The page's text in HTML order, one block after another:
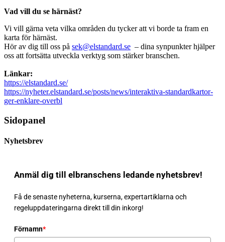
Vad vill du se härnäst?
Vi vill gärna veta vilka områden du tycker att vi borde ta fram en
karta för härnäst.
Hör av dig till oss på sek@elstandard.se – dina synpunkter hjälper
oss att fortsätta utveckla verktyg som stärker branschen.
Länkar:
https://elstandard.se/
https://nyheter.elstandard.se/posts/news/interaktiva-standardkartor-
ger-enklare-overbl
Sidopanel
Nyhetsbrev
Anmäl dig till elbranschens ledande nyhetsbrev!
Få de senaste nyheterna, kurserna, expertartiklarna och
regeluppdateringarna direkt till din inkorg!
Förnamn*